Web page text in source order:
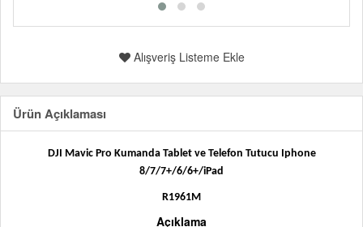
Alışveriş Listeme Ekle
Ürün Açıklaması
DJI Mavic Pro Kumanda Tablet ve Telefon Tutucu Iphone
8/7/7+/6/6+/iPad
R1961M
Açıklama